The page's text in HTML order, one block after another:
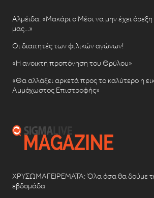
Αλμέιδα: «Μακάρι ο Μέσι να μην έχει όρεξη
μας…»
Οι διαιτητές των φιλικών αγώνων!
«Η ανοικτή προπόνηση του Θρύλου»
«Θα αλλάξει αρκετά προς το καλύτερο η
Αμμόχωστος Επιστροφής»
ΧΡΥΣΩΜΑΓΕΙΡΕΜΑΤΑ: Όλα όσα θα δούμε
εβδομάδα